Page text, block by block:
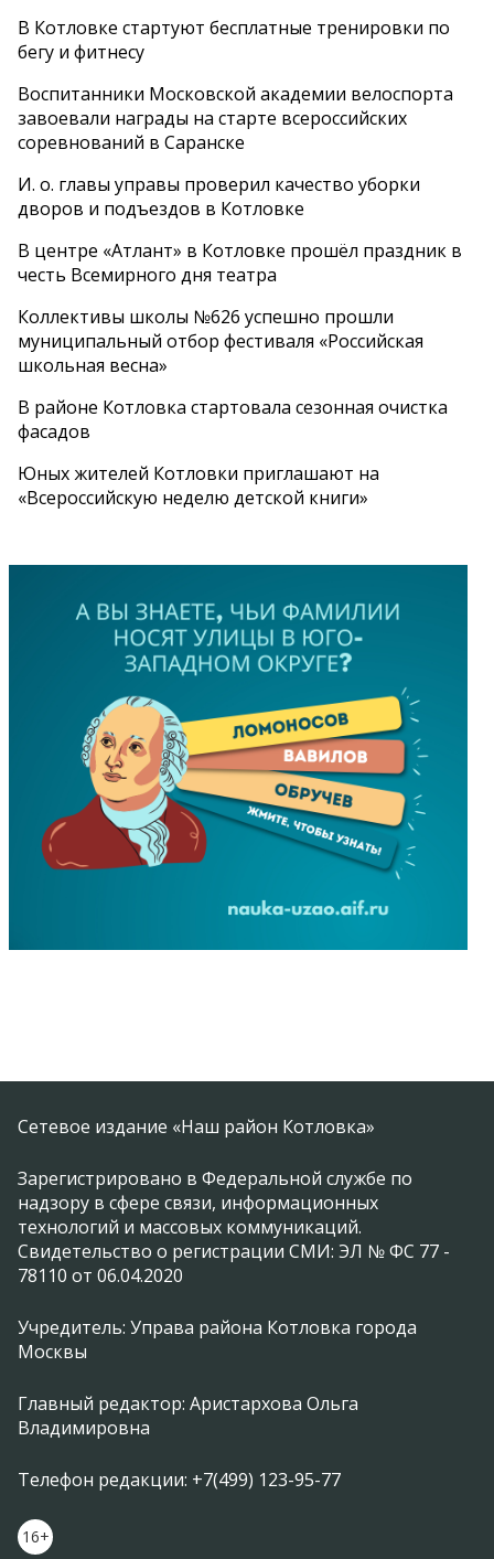
В Котловке стартуют бесплатные тренировки по
бегу и фитнесу
Воспитанники Московской академии велоспорта
завоевали награды на старте всероссийских
соревнований в Саранске
И. о. главы управы проверил качество уборки
дворов и подъездов в Котловке
В центре «Атлант» в Котловке прошёл праздник в
честь Всемирного дня театра
Коллективы школы №626 успешно прошли
муниципальный отбор фестиваля «Российская
школьная весна»
В районе Котловка стартовала сезонная очистка
фасадов
Юных жителей Котловки приглашают на
«Всероссийскую неделю детской книги»
Сетевое издание «Наш район Котловка»
Зарегистрировано в Федеральной службе по
надзору в сфере связи, информационных
технологий и массовых коммуникаций.
Свидетельство о регистрации СМИ: ЭЛ № ФС 77 -
78110 от 06.04.2020
Учредитель: Управа района Котловка города
Москвы
Главный редактор: Аристархова Ольга
Владимировна
Телефон редакции: +7(499) 123-95-77
16+